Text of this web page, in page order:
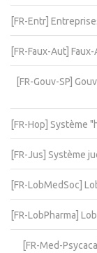
[FR-Entr]
[FR-Faux-Aut]
[FR-Gouv-SP]
[FR-Hop] Système
[FR-Jus] Système
[FR-LobMedSoc]
[FR-LobPharma]
[FR-Med-